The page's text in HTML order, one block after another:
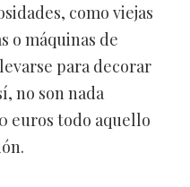
como viejas
o máquinas de
para decorar
no son nada
euros todo aquello